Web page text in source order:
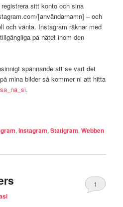
sitt konto och sina
[användarnamn] – och
och vänta. Instagram räknar med
på nätet inom den
spännande att se vart det
mina bilder så kommer ni att hitta
.
,Instagram,Statigram,Webben
1